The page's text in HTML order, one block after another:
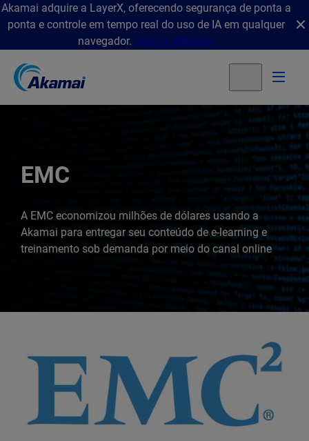
Akamai adquire a LayerX, oferecendo segurança de ponta a
ponta e controle em tempo real do uso de IA em qualquer
navegador. Veja os detalhes
EMC
A EMC economizou milhões de dólares usando a
Akamai para entregar seu conteúdo de e-learning e
treinamento sob demanda por meio do canal online